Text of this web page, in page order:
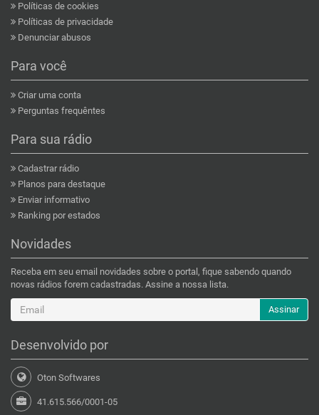
Políticas de cookies
Políticas de privacidade
Denunciar abusos
Para você
Criar uma conta
Perguntas frequêntes
Para sua rádio
Cadastrar rádio
Planos para destaque
Enviar informativo
Ranking por estados
Novidades
Receba em seu email novidades sobre o portal, fique sabendo quando
novas rádios forem cadastradas. Assine a nossa lista.
Assinar
Desenvolvido por
Oton Softwares
41.615.566/0001-05